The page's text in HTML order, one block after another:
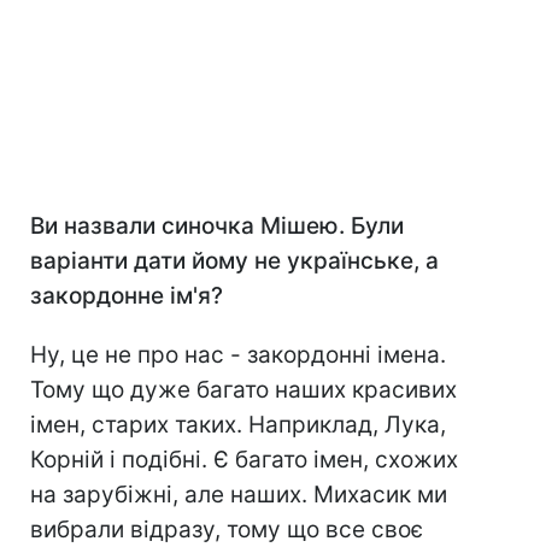
Ви назвали синочка Мішею. Були
варіанти дати йому не українське, а
закордонне ім'я?
Ну, це не про нас - закордонні імена.
Тому що дуже багато наших красивих
імен, старих таких. Наприклад, Лука,
Корній і подібні. Є багато імен, схожих
на зарубіжні, але наших. Михасик ми
вибрали відразу, тому що все своє